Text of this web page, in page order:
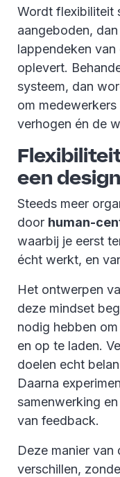
Wordt flexibiliteit
aangeboden,
lappendeken
oplevert.
systeem, dan
om
verhogen én de
een
Steeds meer
door human-
waarbij je eerst
écht werkt, en
Het ontwerpen
deze mindset
nodig hebben
en op te laden.
doelen echt
Daarna
samenwerking
van feedback.
Deze manier van
verschillen,